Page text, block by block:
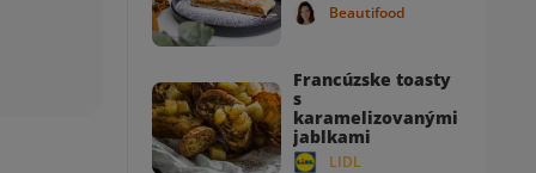
Beautifood
Francúzske toasty
s
karamelizovanými
jablkami
LIDL